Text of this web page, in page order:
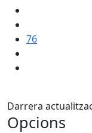
76
Darrera
Opcions